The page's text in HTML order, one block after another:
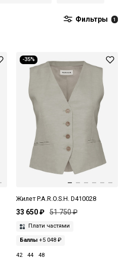
Фильтры 1
-35%
Жилет P.A.R.O.S.H. D410028
33 650 ₽ 51 750 ₽
Плати частями
Баллы+5 048 ₽
42 44 48